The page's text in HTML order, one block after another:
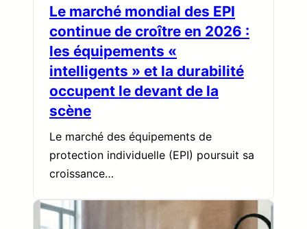
Le marché mondial des EPI
continue de croître en 2026 :
les équipements «
intelligents » et la durabilité
occupent le devant de la
scène
Le marché des équipements de
protection individuelle (EPI) poursuit sa
croissance…